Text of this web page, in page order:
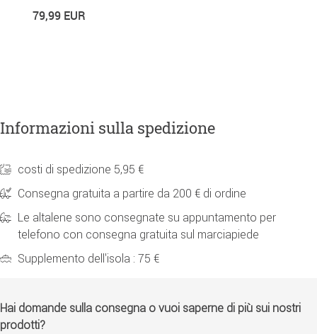
79,99 EUR
Informazioni sulla spedizione
costi di spedizione 5,95 €
Consegna gratuita a partire da 200 € di ordine
Le altalene sono consegnate su appuntamento per
telefono con consegna gratuita sul marciapiede
Supplemento dell'isola : 75 €
Hai domande sulla consegna o vuoi saperne di più sui nostri
prodotti?